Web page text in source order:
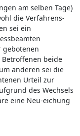
am selben Tage)
die Verfahrens-
sei ein
gebotenen
beide
anderen sei die
Urteil zur
des Wechsels
eine Neu-eichung